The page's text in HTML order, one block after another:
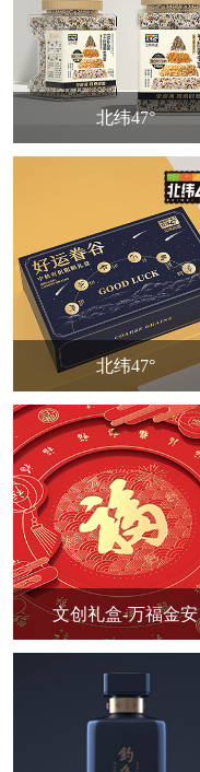
北纬47°
北纬47°
文创礼盒-万福金安